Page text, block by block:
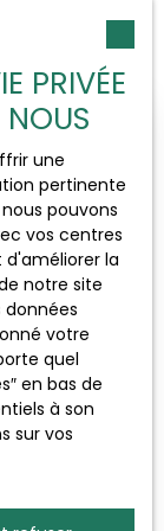
4
PRIVÉE
NOUS
une
pertinente
pouvons
vos centres
la
notre site
données
votre
quel
en bas de
à son
sur vos